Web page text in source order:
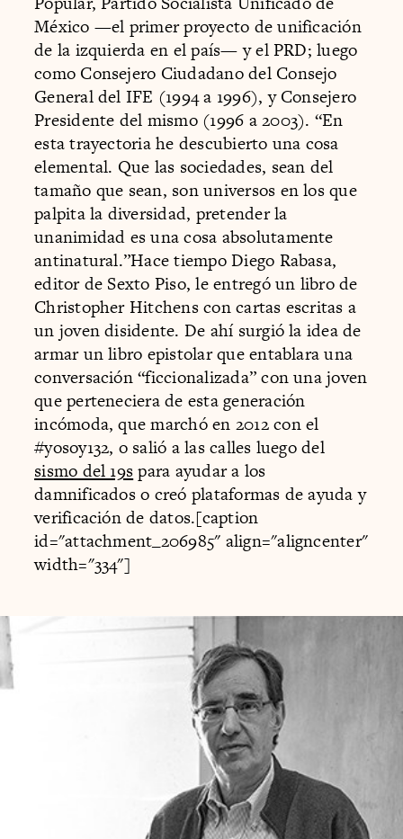
México —el primer proyecto de unificación
de la izquierda en el país— y el PRD; luego
como Consejero Ciudadano del Consejo
General del IFE (1994 a 1996), y Consejero
Presidente del mismo (1996 a 2003). “En
esta trayectoria he descubierto una cosa
elemental. Que las sociedades, sean del
tamaño que sean, son universos en los que
palpita la diversidad, pretender la
unanimidad es una cosa absolutamente
antinatural.”Hace tiempo Diego Rabasa,
editor de Sexto Piso, le entregó un libro de
Christopher Hitchens con cartas escritas a
un joven disidente. De ahí surgió la idea de
armar un libro epistolar que entablara una
conversación “ficcionalizada” con una joven
que perteneciera de esta generación
incómoda, que marchó en 2012 con el
#yosoy132, o salió a las calles luego del
sismo del 19spara ayudar a los
damnificados o creó plataformas de ayuda y
verificación de datos.[caption
id="attachment_206985" align="aligncenter"
width="334"]